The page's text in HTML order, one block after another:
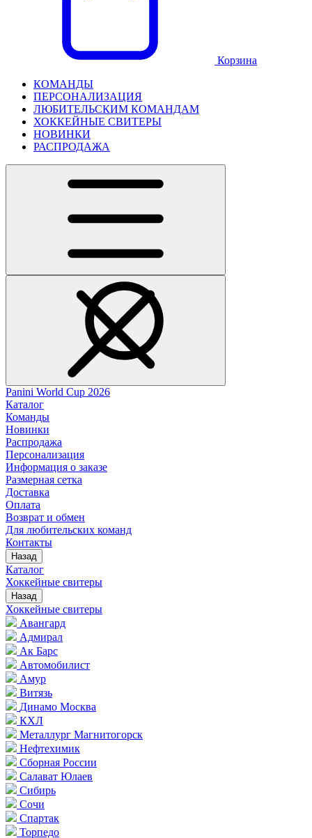
Корзина
КОМАНДЫ
ПЕРСОНАЛИЗАЦИЯ
ЛЮБИТЕЛЬСКИМ КОМАНДАМ
ХОККЕЙНЫЕ СВИТЕРЫ
НОВИНКИ
РАСПРОДАЖА
Panini World Cup 2026
Каталог
Команды
Новинки
Распродажа
Персонализация
Информация о заказе
Размерная сетка
Доставка
Оплата
Возврат и обмен
Для любительских команд
Контакты
Назад
Каталог
Хоккейные свитеры
Назад
Хоккейные свитеры
Авангард
Адмирал
Ак Барс
Автомобилист
Амур
Витязь
Динамо Москва
КХЛ
Металлург Магнитогорск
Нефтехимик
Сборная России
Салават Юлаев
Сибирь
Сочи
Спартак
Торпедо